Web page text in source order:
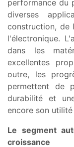
performance du
diverses
construction, de
l'électronique.
dans les
excellentes
outre, les
permettent de
durabilité et
encore son
Le segment
croissance